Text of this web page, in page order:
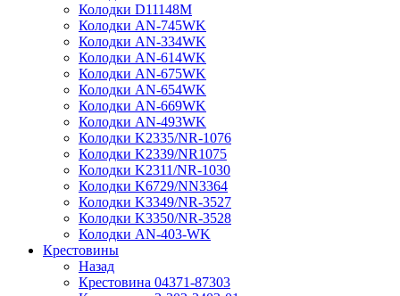
Колодки D11148M
Колодки AN-745WK
Колодки AN-334WK
Колодки AN-614WK
Колодки AN-675WK
Колодки AN-654WK
Колодки AN-669WK
Колодки AN-493WK
Колодки K2335/NR-1076
Колодки K2339/NR1075
Колодки K2311/NR-1030
Колодки K6729/NN3364
Колодки K3349/NR-3527
Колодки K3350/NR-3528
Колодки AN-403-WK
Крестовины
Назад
Крестовина 04371-87303